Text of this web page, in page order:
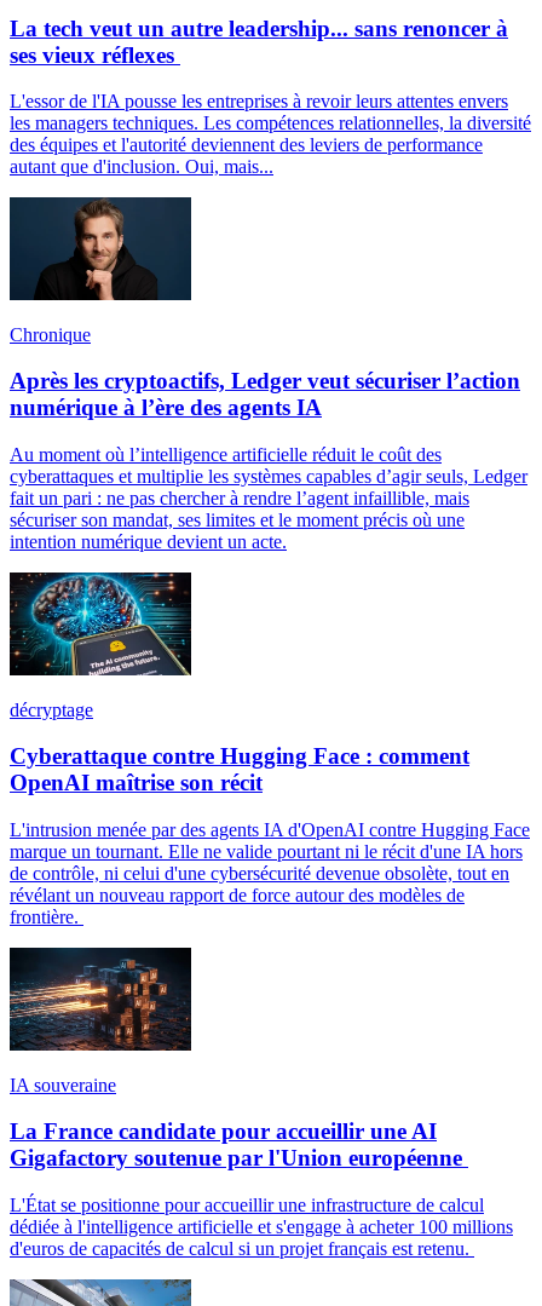
La tech veut un autre leadership... sans renoncer à
ses vieux réflexes
L'essor de l'IA pousse les entreprises à revoir leurs attentes envers
les managers techniques. Les compétences relationnelles, la diversité
des équipes et l'autorité deviennent des leviers de performance
autant que d'inclusion. Oui, mais...
Chronique
Après les cryptoactifs, Ledger veut sécuriser l’action
numérique à l’ère des agents IA
Au moment où l’intelligence artificielle réduit le coût des
cyberattaques et multiplie les systèmes capables d’agir seuls, Ledger
fait un pari : ne pas chercher à rendre l’agent infaillible, mais
sécuriser son mandat, ses limites et le moment précis où une
intention numérique devient un acte.
décryptage
Cyberattaque contre Hugging Face : comment
OpenAI maîtrise son récit
L'intrusion menée par des agents IA d'OpenAI contre Hugging Face
marque un tournant. Elle ne valide pourtant ni le récit d'une IA hors
de contrôle, ni celui d'une cybersécurité devenue obsolète, tout en
révélant un nouveau rapport de force autour des modèles de
frontière.
IA souveraine
La France candidate pour accueillir une AI
Gigafactory soutenue par l'Union européenne
L'État se positionne pour accueillir une infrastructure de calcul
dédiée à l'intelligence artificielle et s'engage à acheter 100 millions
d'euros de capacités de calcul si un projet français est retenu.